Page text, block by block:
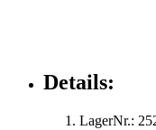
Details:
LagerNr.: